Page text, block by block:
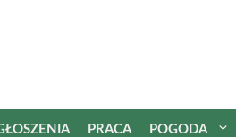
PRACA POGODA